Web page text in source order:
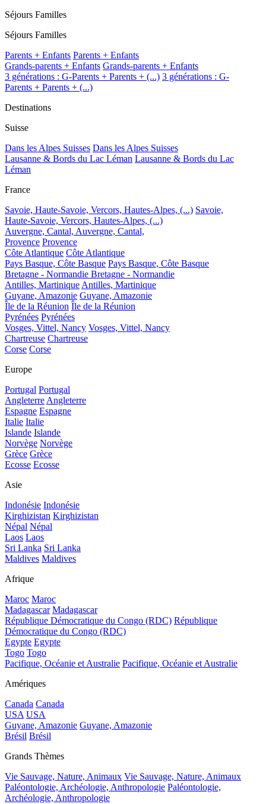
Séjours Familles
Séjours Familles
Parents + Enfants Parents + Enfants
Grands-parents + Enfants Grands-parents + Enfants
3 générations : G-Parents + Parents + (...) 3 générations : G-
Parents + Parents + (...)
Destinations
Suisse
Dans les Alpes Suisses Dans les Alpes Suisses
Lausanne & Bords du Lac Léman Lausanne & Bords du Lac
Léman
France
Savoie, Haute-Savoie, Vercors, Hautes-Alpes, (...) Savoie,
Haute-Savoie, Vercors, Hautes-Alpes, (...)
Auvergne, Cantal, Auvergne, Cantal,
Provence Provence
Côte Atlantique Côte Atlantique
Pays Basque, Côte Basque Pays Basque, Côte Basque
Bretagne - Normandie Bretagne - Normandie
Antilles, Martinique Antilles, Martinique
Guyane, Amazonie Guyane, Amazonie
Île de la Réunion Île de la Réunion
Pyrénées Pyrénées
Vosges, Vittel, Nancy Vosges, Vittel, Nancy
Chartreuse Chartreuse
Corse Corse
Europe
Portugal Portugal
Angleterre Angleterre
Espagne Espagne
Italie Italie
Islande Islande
Norvège Norvège
Grèce Grèce
Ecosse Ecosse
Asie
Indonésie Indonésie
Kirghizistan Kirghizistan
Népal Népal
Laos Laos
Sri Lanka Sri Lanka
Maldives Maldives
Afrique
Maroc Maroc
Madagascar Madagascar
République Démocratique du Congo (RDC) République
Démocratique du Congo (RDC)
Egypte Egypte
Togo Togo
Pacifique, Océanie et Australie Pacifique, Océanie et Australie
Amériques
Canada Canada
USA USA
Guyane, Amazonie Guyane, Amazonie
Brésil Brésil
Grands Thèmes
Vie Sauvage, Nature, Animaux Vie Sauvage, Nature, Animaux
Paléontologie, Archéologie, Anthropologie Paléontologie,
Archéologie, Anthropologie